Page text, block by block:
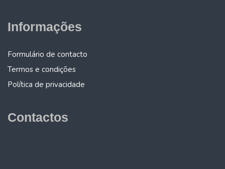
Informações
Formulário de contacto
Termos e condições
Política de privacidade
Contactos